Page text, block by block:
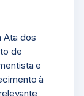
Ata dos
de
e
à